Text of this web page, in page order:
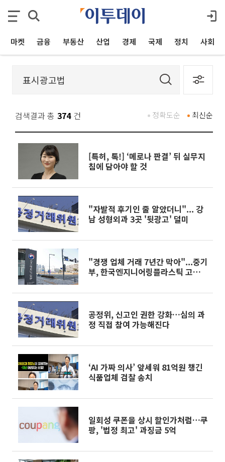
마켓 금융 부동산 산업 경제 국제 정치 사회
검색결과 총 374 건 최신순
정확도순
[특허, 톡!] ‘메로나 판결’ 뒤 실무지
침에 담아야 할 것
"자발적 후기인 줄 알았더니"... 강
남 성형외과 3곳 '뒷광고' 덜미
"경쟁 업체 거래 7년간 막아"...중기
부, 한국엔지니어링플라스틱 고발
공정위, 신고인 권한 강화…심의 과
정 직접 참여 가능해진다
‘AI 가짜 의사’ 앞세워 81억원 챙긴
식품업체 검찰 송치
일회성 쿠폰을 상시 할인가처럼…쿠
팡, '법정 최고' 과징금 5억